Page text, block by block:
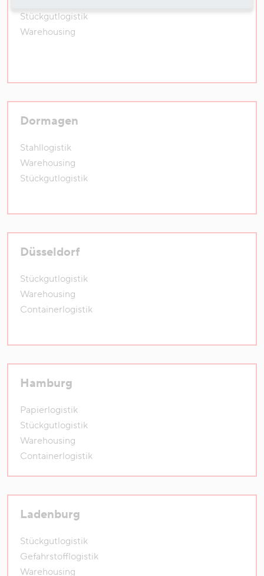
Stückgutlogistik
Warehousing
Dormagen
Stahllogistik
Warehousing
Stückgutlogistik
Düsseldorf
Stückgutlogistik
Warehousing
Containerlogistik
Hamburg
Papierlogistik
Stückgutlogistik
Warehousing
Containerlogistik
Ladenburg
Stückgutlogistik
Gefahrstofflogistik
Warehousing